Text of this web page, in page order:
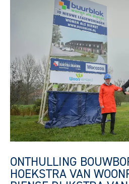
ONTHULLING
HOEKSTRA VAN